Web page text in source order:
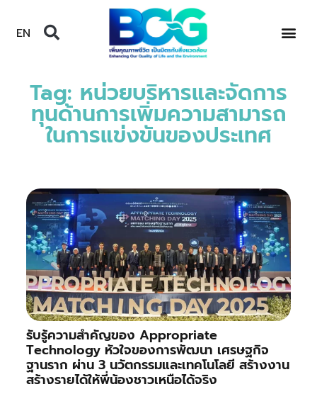
EN
Tag: หน่วยบริหารและจัดการ
ทุนด้านการเพิ่มความสามารถ
ในการแข่งขันของประเทศ
รับรู้ความสำคัญของ Appropriate
Technology หัวใจของการพัฒนา เศรษฐกิจ
ฐานราก ผ่าน 3 นวัตกรรมและเทคโนโลยี สร้างงาน
สร้างรายได้ให้พี่น้องชาวเหนือได้จริง